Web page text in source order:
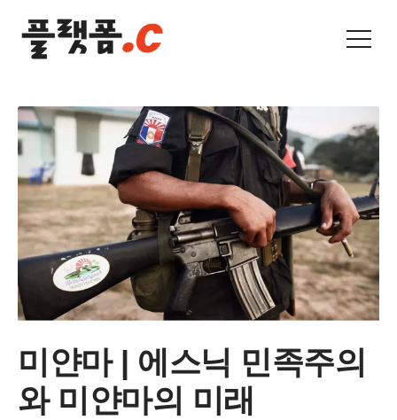
미얀마 | 에스닉 민족주의
와 미얀마의 미래